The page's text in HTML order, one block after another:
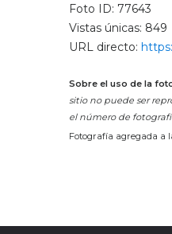
Foto ID: 77643
Vistas únicas: 849
URL directo:
Sobre el uso de la
sitio no puede ser
el número de
Fotografía agregada a